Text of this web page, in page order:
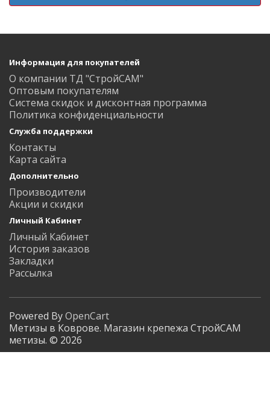
Информация для покупателей
О компании ТД "СтройСАМ"
Оптовым покупателям
Система скидок и дисконтная программа
Политика конфиденциальности
Служба поддержки
Контакты
Карта сайта
Дополнительно
Производители
Акции и скидки
Личный Кабинет
Личный Кабинет
История заказов
Закладки
Рассылка
Powered ByOpenCart
Метизы в Коврове. Магазин крепежа СтройСАМ
метизы. © 2026